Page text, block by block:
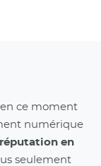
ce moment
numérique
réputation en
seulement